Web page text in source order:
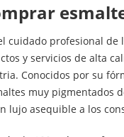
profesional de
y servicios de alta
Conocidos por su
muy pigmentados
lujo asequible a los